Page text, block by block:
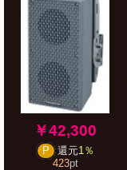
￥42,300
P 還元1％
423pt